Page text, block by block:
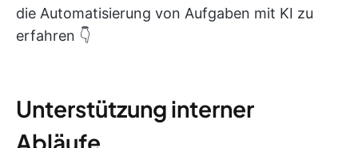
die Automatisierung von Aufgaben mit KI zu
erfahren 👇
Unterstützung interner
Abläufe